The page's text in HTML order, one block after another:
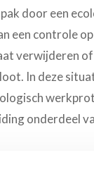
door een
een controle
verwijderen
In deze
onderdeel